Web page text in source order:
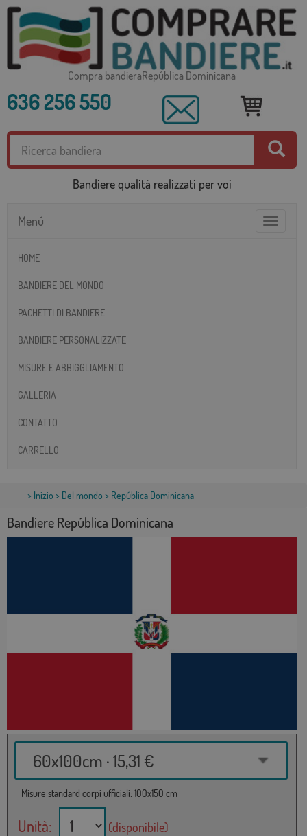
Compra bandieraRepública Dominicana
636 256 550
Bandiere qualità realizzati per voi
Toggle
Menú
HOME
BANDIERE DEL MONDO
PACHETTI DI BANDIERE
BANDIERE PERSONALIZZATE
MISURE E ABBIGGLIAMENTO
GALLERIA
CONTATTO
CARRELLO
> Inizio > Del mondo > República Dominicana
Bandiere República Dominicana
60x100cm · 15,31 €
Misure standard corpi ufficiali: 100x150 cm
Unità: (disponibile)